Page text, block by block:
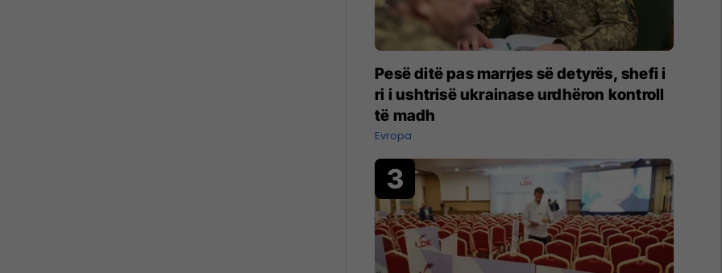
Pesë ditë pas marrjes së detyrës, shefi i
ri i ushtrisë ukrainase urdhëron kontroll
të madh
Evropa